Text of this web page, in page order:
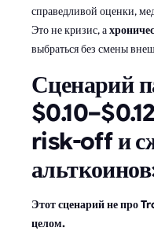
справедливой оценки,
Это не кризис, а
выбраться без смены
Сценарий
risk-off и
Этот сценарий не про
целом.